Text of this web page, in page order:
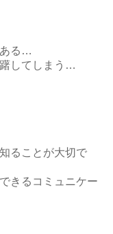
ある…
してしまう…
ることが大切で
きるコミュニケー